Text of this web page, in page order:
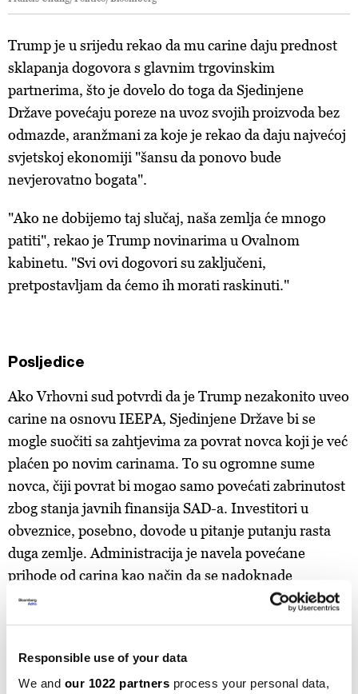
Responsible use of your data
We and our 1022 partners process your personal data,
Trump je u srijedu rekao da mu carine daju prednost
sklapanja dogovora s glavnim trgovinskim
partnerima, što je dovelo do toga da Sjedinjene
Države povećaju poreze na uvoz svojih proizvoda bez
odmazde, aranžmani za koje je rekao da daju najvećoj
svjetskoj ekonomiji "šansu da ponovo bude
nevjerovatno bogata".
"Ako ne dobijemo taj slučaj, naša zemlja će mnogo
patiti", rekao je Trump novinarima u Ovalnom
kabinetu. "Svi ovi dogovori su zaključeni,
pretpostavljam da ćemo ih morati raskinuti."
Posljedice
Ako Vrhovni sud potvrdi da je Trump nezakonito uveo
carine na osnovu IEEPA, Sjedinjene Države bi se
mogle suočiti sa zahtjevima za povrat novca koji je već
plaćen po novim carinama. To su ogromne sume
novca, čiji povrat bi mogao samo povećati zabrinutost
zbog stanja javnih finansija SAD-a. Investitori u
obveznice, posebno, dovode u pitanje putanju rasta
duga zemlje. Administracija je navela povećane
prihode od carina kao način da se nadoknade
smanjenja poreza donesena zakonom o porezima i
potrošnji, koji je Trump potpisao 4. jula.
Koje carine bi mogle biti ukinute?